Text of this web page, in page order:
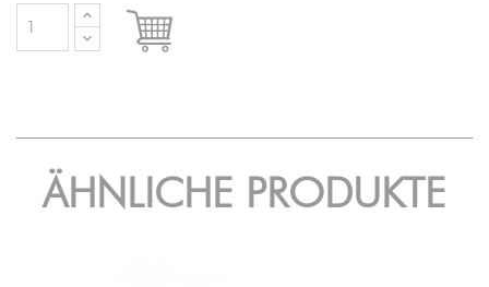

ÄHNLICHE PRODUKTE